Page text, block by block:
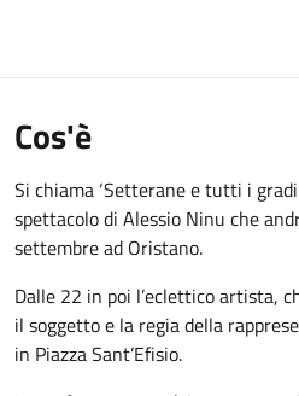
Cos'è
Si chiama ‘Setterane e tutti i gradi
spettacolo di Alessio Ninu che
settembre ad Oristano.
Dalle 22 in poi l’eclettico artista,
il soggetto e la regia della
in Piazza Sant’Efisio.